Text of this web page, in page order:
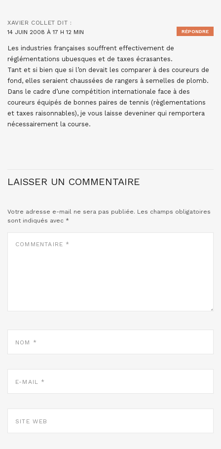
XAVIER COLLET DIT :
14 JUIN 2008 À 17 H 12 MIN
Les industries françaises souffrent effectivement de
réglémentations ubuesques et de taxes écrasantes.
Tant et si bien que si l’on devait les comparer à des coureurs de
fond, elles seraient chaussées de rangers à semelles de plomb.
Dans le cadre d’une compétition internationale face à des
coureurs équipés de bonnes paires de tennis (règlementations
et taxes raisonnables), je vous laisse deveniner qui remportera
nécessairement la course.
RÉPONDRE
LAISSER UN COMMENTAIRE
Votre adresse e-mail ne sera pas publiée. Les champs obligatoires
sont indiqués avec *
MAIL
WEB